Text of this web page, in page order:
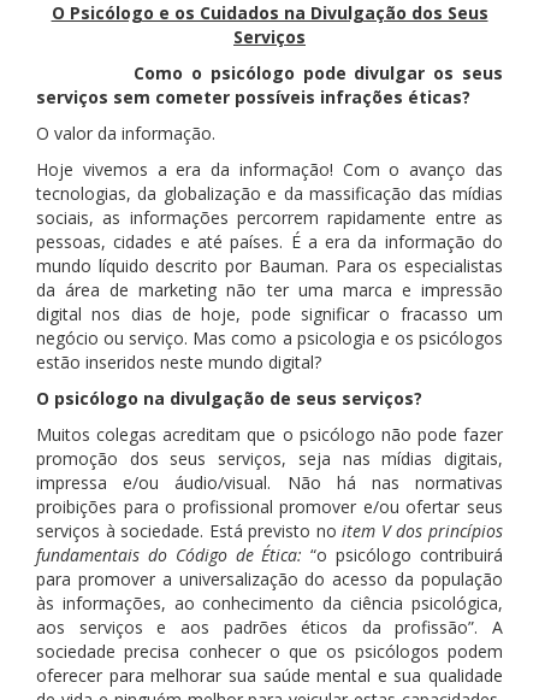
O Psicólogo e os Cuidados na Divulgação dos Seus
Serviços
Como o psicólogo pode divulgar os seus
serviços sem cometer possíveis infrações éticas?
O valor da informação.
Hoje vivemos a era da informação! Com o avanço das
tecnologias, da globalização e da massificação das mídias
sociais, as informações percorrem rapidamente entre as
pessoas, cidades e até países. É a era da informação do
mundo líquido descrito por Bauman. Para os especialistas
da área de marketing não ter uma marca e impressão
digital nos dias de hoje, pode significar o fracasso um
negócio ou serviço. Mas como a psicologia e os psicólogos
estão inseridos neste mundo digital?
O psicólogo na divulgação de seus serviços?
Muitos colegas acreditam que o psicólogo não pode fazer
promoção dos seus serviços, seja nas mídias digitais,
impressa e/ou áudio/visual. Não há nas normativas
proibições para o profissional promover e/ou ofertar seus
serviços à sociedade. Está previsto noitem V dos princípios
fundamentais do Código de Ética: “o psicólogo contribuirá
para promover a universalização do acesso da população
às informações, ao conhecimento da ciência psicológica,
aos serviços e aos padrões éticos da profissão”. A
sociedade precisa conhecer o que os psicólogos podem
oferecer para melhorar sua saúde mental e sua qualidade